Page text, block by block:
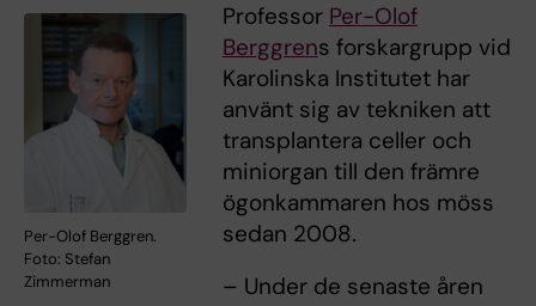
Per-Olof Berggren.
Foto: Stefan
Zimmerman
Professor Per-Olof
Berggrens forskargrupp vid
Karolinska Institutet har
använt sig av tekniken att
transplantera celler och
miniorgan till den främre
ögonkammaren hos möss
sedan 2008.
– Under de senaste åren